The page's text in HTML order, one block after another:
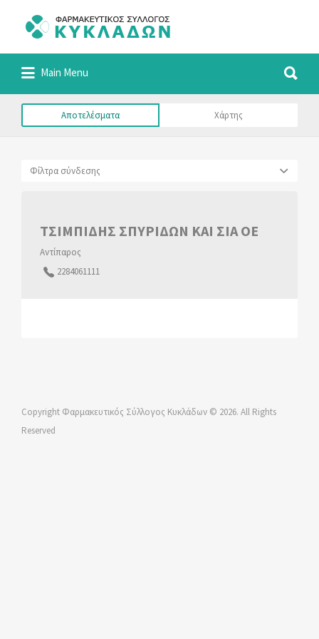
Φαρμακευτικός Σύλλογος Κυκλάδων
Αναζήτηση
για:
Main Menu
για:
Αποτελέσματα Χάρτης
Φίλτρα σύνδεσης
ΤΣΙΜΠΙΔΗΣ ΣΠΥΡΙΔΩΝ ΚΑΙ ΣΙΑ ΟΕ
Αντίπαρος
2284061111
Copyright Φαρμακευτικός Σύλλογος Κυκλάδων © 2026. All Rights
Reserved